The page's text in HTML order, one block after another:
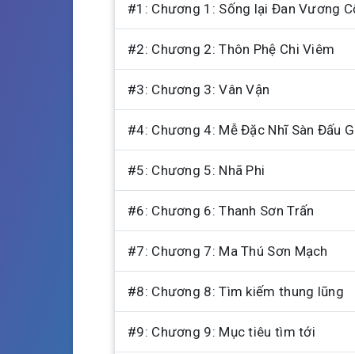
l
a
y
#1: Chương 1: Sống lại Đan Vương
#2: Chương 2: Thôn Phệ Chi Viêm
#3: Chương 3: Vân Vận
#4: Chương 4: Mễ Đặc Nhĩ Sàn Đấu
#5: Chương 5: Nhã Phi
#6: Chương 6: Thanh Sơn Trấn
#7: Chương 7: Ma Thú Sơn Mạch
#8: Chương 8: Tìm kiếm thung lũng
#9: Chương 9: Mục tiêu tìm tới